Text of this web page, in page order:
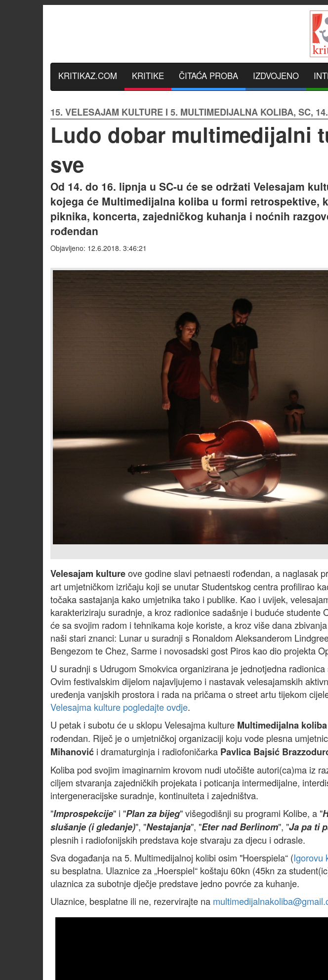
KRITIKAZ.COM KRITIKE ČITAĆA PROBA IZDVOJENO
15. VELESAJAM KULTURE I 5. MULTIMEDIJALNA KOLIBA, SC,
Ludo dobar multimedijalni
sve
Od 14. do 16. lipnja u SC-u će se održati Velesajam
kojega će Multimedijalna koliba u formi retrospektive,
piknika, koncerta, zajedničkog kuhanja i noćnih
rođendan
Objavljeno: 12.6.2018. 3:46:21
Velesajam kultureove godine slavi petnaesti rođendan, a naglasak
art umjetničkom izričaju koji se unutar Studentskog centra profilirao
točaka sastajanja kako umjetnika tako i publike. Kao i uvijek,
karakteriziraju suradnje, a kroz radionice sadašnje i buduće studente
će sa svojim radom i tehnikama koje koriste, a kroz više dana
naši stari znanci: Lunar u suradnji s Ronaldom Aleksanderom
Bengezom te Chez, Sarme i novosadski gost Piros kao dio projekta
U suradnji s Udrugom Smokvica organizirana je jednotjedna
Ovim festivalskim dijelom najavljujemo i nastavak velesajamskih
uređenja vanjskih prostora i rada na pričama o street artu tijekom
Velesajma kulture pogledajte ovdje.
U petak i subotu će u sklopu Velesajma kulture Multimedijalna koliba
rođendan. Riječ je o umjetničkoj organizaciji koju vode plesna
Mihanović i dramaturginja i radiofoničarka Pavlica Bajsić
Koliba pod svojim imaginarnim krovom nudi utočište autori(ca)ma iz
ciljem stvaranja zajedničkih projekata i poticanja intermedijalne,
intergeneracijske suradnje, kontinuiteta i zajedništva.
"Improspekcije" i "Plan za bijeg" višegodišnji su programi Kolibe, a "
slušanje (i gledanje)", "Nestajanja", "Eter nad Berlinom", "Ja pa ti
plesnih i radiofonijskih predstava koje stvaraju za djecu i odrasle.
Sva događanja na 5. Multimedijalnoj kolibi osim "Hoerspiela“ (Igorovu
su besplatna. Ulaznice za „Hoerspiel“ koštaju 60kn (45kn za
ulaznica za subotnje dječje predstave jedno povrće za kuhanje.
Ulaznice, besplatne ili ne, rezervirajte na